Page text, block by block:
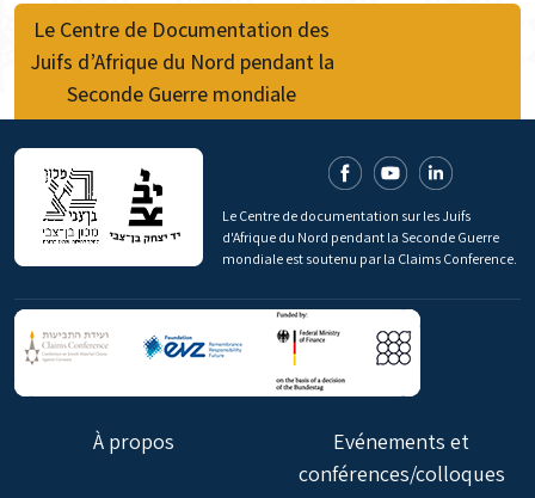
Le Centre de Documentation des
Juifs d’Afrique du Nord pendant la
Seconde Guerre mondiale
Le Centre de documentation sur les Juifs
d'Afrique du Nord pendant la Seconde Guerre
mondiale est soutenu par la Claims Conference.
À propos
Evénements et
conférences/colloques